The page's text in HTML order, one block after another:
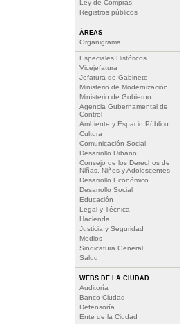
Ley de Compras
Registros públicos
ÁREAS
Organigrama
Especiales Históricos
Vicejefatura
Jefatura de Gabinete
Ministerio de Modernización
Ministerio de Gobierno
Agencia Gubernamental de
Control
Ambiente y Espacio Público
Cultura
Comunicación Social
Desarrollo Urbano
Consejo de los Derechos de
Niñas, Niños y Adolescentes
Desarrollo Económico
Desarrollo Social
Educación
Legal y Técnica
Hacienda
Justicia y Seguridad
Medios
Sindicatura General
Salud
WEBS DE LA CIUDAD
Auditoría
Banco Ciudad
Defensoría
Ente de la Ciudad